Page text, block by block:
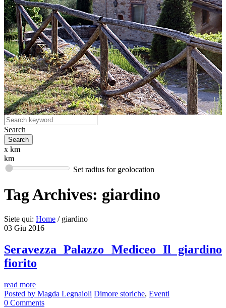
Search
x km
km
Set radius for geolocation
Tag Archives: giardino
Siete qui: Home / giardino
03 Giu 2016
Seravezza Palazzo Mediceo Il giardino
fiorito
read more
Posted by Magda Legnaioli Dimore storiche, Eventi
0 Comments